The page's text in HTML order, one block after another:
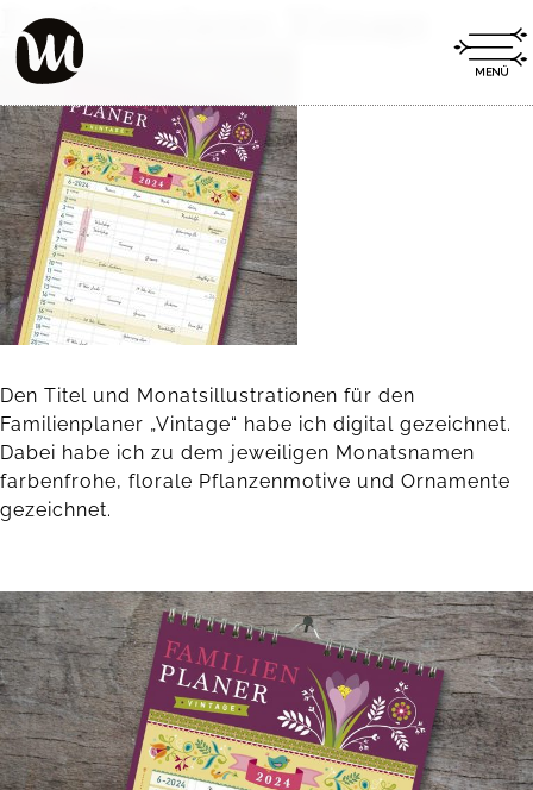
Familienplaner Vintage
Den Titel und Monatsillustrationen für den
Familienplaner „Vintage“ habe ich digital gezeichnet.
Dabei habe ich zu dem jeweiligen Monatsnamen
farbenfrohe, florale Pflanzenmotive und Ornamente
gezeichnet.